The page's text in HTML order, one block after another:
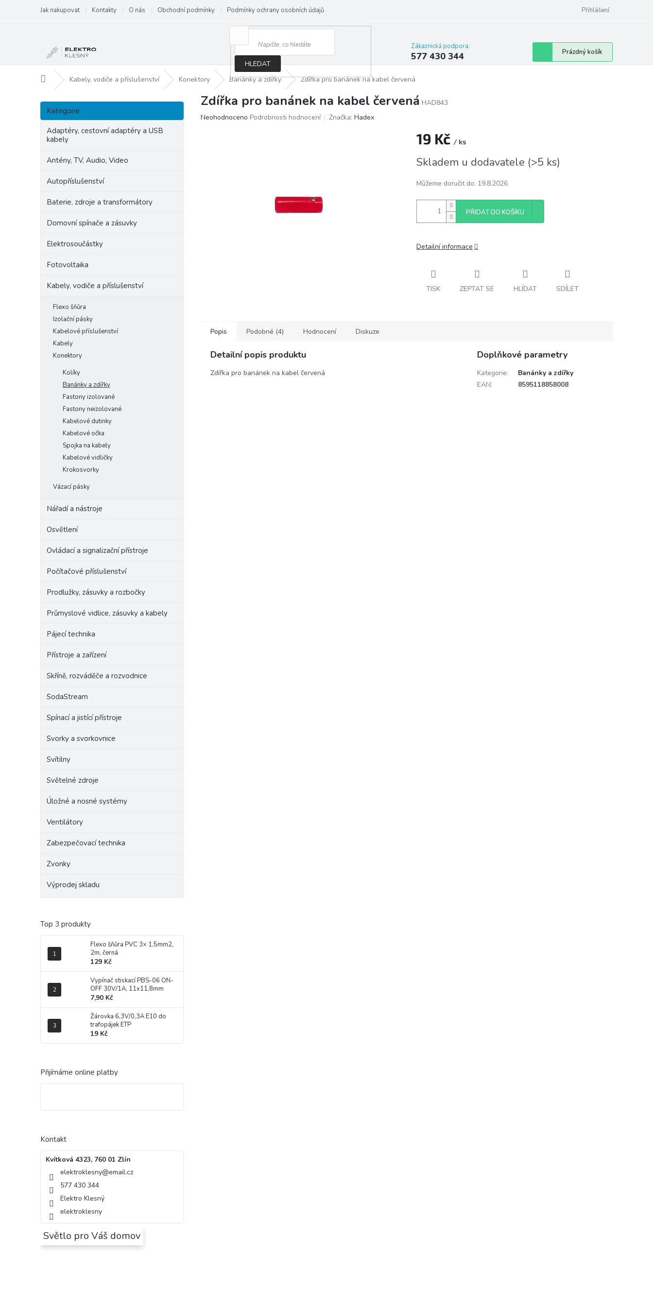
obsah
Jak nakupovat Kontakty O nás Obchodní podmínky Podmínky ochrany osobních údajů Přihlášení
HLEDAT
Zákaznická podpora:
577 430 344
Nákupní
košík
Prázdný košík
Domů Kabely, vodiče a příslušenství Konektory Banánky a zdířky Zdířka pro banánek na kabel červená
P
s
Přeskočit
kategorie
Kategorie
Adaptéry, cestovní adaptéry a USB
kabely
Antény, TV, Audio, Video
Autopříslušenství
Baterie, zdroje a transformátory
Domovní spínače a zásuvky
Elektrosoučástky
Fotovoltaika
Kabely, vodiče a příslušenství
Flexo šňůra
Izolační pásky
Kabelové příslušenství
Kabely
Konektory
Kolíky
Banánky a zdířky
Fastony izolované
Fastony neizolované
Kabelové dutinky
Kabelové očka
Spojka na kabely
Kabelové vidličky
Krokosvorky
Vázací pásky
Nářadí a nástroje
Osvětlení
Ovládací a signalizační přístroje
Počítačové příslušenství
Prodlužky, zásuvky a rozbočky
Průmyslové vidlice, zásuvky a kabely
Pájecí technika
Přístroje a zařízení
Skříně, rozváděče a rozvodnice
SodaStream
Spínací a jistící přístroje
Svorky a svorkovnice
Svítilny
Světelné zdroje
Úložné a nosné systémy
Ventilátory
Zabezpečovací technika
Zvonky
Výprodej skladu
Top 3 produkty
Flexo šňůra PVC 3× 1,5mm2,
2m, černá
129 Kč
Vypínač stiskací PBS-06 ON-
OFF 30V/1A, 11x11,8mm
7,90 Kč
Žárovka 6,3V/0,3A E10 do
trafopájek ETP
19 Kč
Přijímáme online platby
Kontakt
Kvítková 4323, 760 01 Zlín
elektroklesny@email.cz
577 430 344
Elektro Klesný
elektroklesny
Světlo pro Váš domov
Zdířka pro banánek na kabel červená HAD843
Průměrné
Neohodnoceno Podrobnosti hodnocení Značka: Hadex
19 Kč / ks
cena:
Skladem u dodavatele (>5 ks)
Můžeme doručit do: 19.8.2026
PŘIDAT DO KOŠÍKU
Detailní informace
TISK ZEPTAT SE HLÍDAT SDÍLET
Popis Podobné (4) Hodnocení Diskuze
Detailní popis produktu
Zdířka pro banánek na kabel červená
Doplňkové parametry
Kategorie:
Banánky a zdířky
EAN: 8595118858008